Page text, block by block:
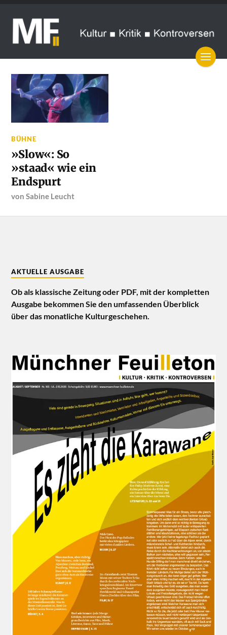
BÜHNE
»Slow«: So
»staad« wie ein
Endspurt
vonSabine Leucht
AKTUELLE AUSGABE
Ob als klassische Zeitung oder PDF, mit der kompletten
Ausgabe bekommen Sie den umfassenden Überblick
über das monatliche Kulturgeschehen.